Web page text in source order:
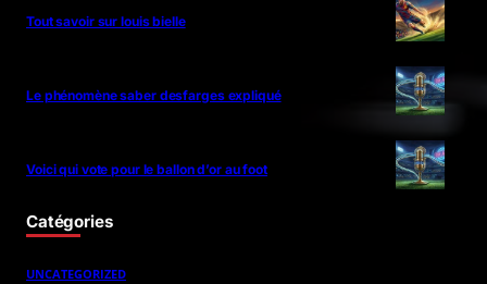
Tout savoir sur louis bielle
Le phénomène saber desfarges expliqué
Voici qui vote pour le ballon d’or au foot
Catégories
UNCATEGORIZED